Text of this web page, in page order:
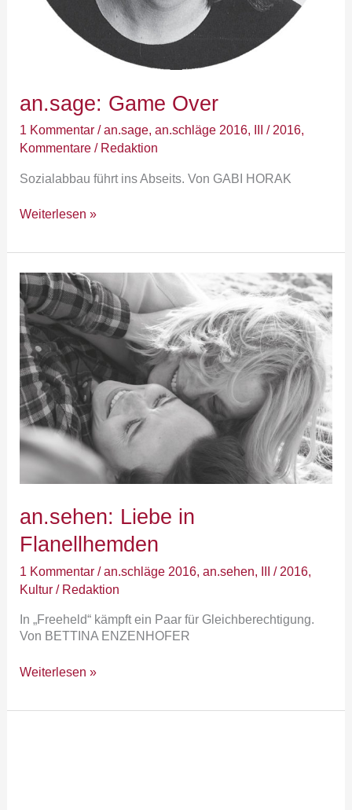
an.sage: Game Over
1 Kommentar /an.sage,an.schläge 2016, III / 2016,
Kommentare / Redaktion
Sozialabbau führt ins Abseits. Von GABI HORAK
Weiterlesen »
an.sehen: Liebe in
Flanellhemden
1 Kommentar /an.schläge 2016,an.sehen, III / 2016,
Kultur / Redaktion
In „Freeheld“ kämpft ein Paar für Gleichberechtigung.
Von BETTINA ENZENHOFER
an.sehen:
Liebe
in
Flanellhemden
Weiterlesen »